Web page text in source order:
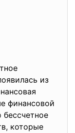
из
финансовой
которые